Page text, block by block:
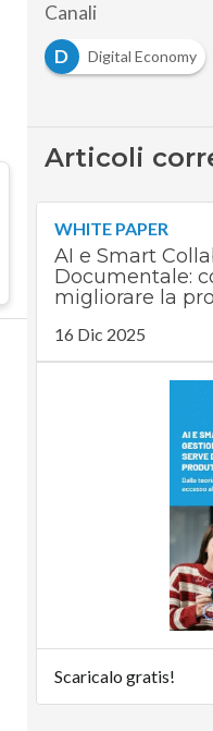
Canali
D
Digital Economy
Articoli
WHITE PAPER
AI e Smart
Documentale:
migliorare la
16 Dic 2025
Scaricalo gratis!